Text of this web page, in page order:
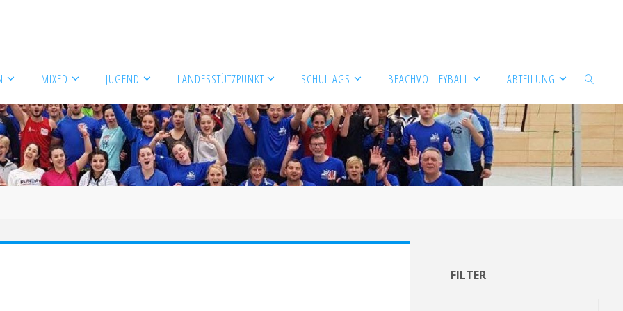
MIXED JUGEND LANDESSTÜTZPUNKT SCHUL AGS BEACHVOLLEYBALL ABTEILUNG
SUCHEN
FILTER
Filter